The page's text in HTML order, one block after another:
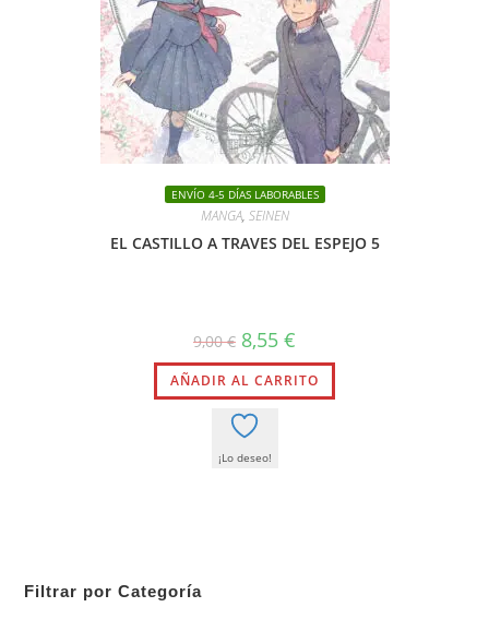
ENVÍO 4-5 DÍAS LABORABLES
MANGA, SEINEN
EL CASTILLO A TRAVES DEL ESPEJO 5
9,00€ El
precio
original
era:
9,00 €.
8,55 €
actual
es:
8,55 €.
AÑADIR AL CARRITO
¡Lo deseo!
Filtrar por Categoría